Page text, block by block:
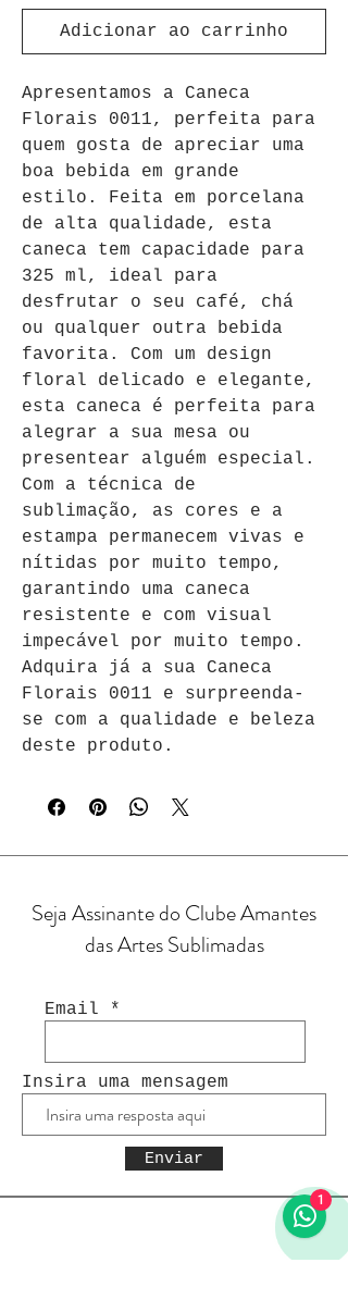
Adicionar ao carrinho
Apresentamos a Caneca
Florais 0011, perfeita para
quem gosta de apreciar uma
boa bebida em grande
estilo. Feita em porcelana
de alta qualidade, esta
caneca tem capacidade para
325 ml, ideal para
desfrutar o seu café, chá
ou qualquer outra bebida
favorita. Com um design
floral delicado e elegante,
esta caneca é perfeita para
alegrar a sua mesa ou
presentear alguém especial.
Com a técnica de
sublimação, as cores e a
estampa permanecem vivas e
nítidas por muito tempo,
garantindo uma caneca
resistente e com visual
impecável por muito tempo.
Adquira já a sua Caneca
Florais 0011 e surpreenda-
se com a qualidade e beleza
deste produto.
Seja Assinante do Clube Amantes
das Artes Sublimadas
Email
Insira uma mensagem
Enviar
1